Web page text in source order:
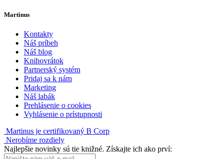
Martinus
Kontakty
Náš príbeh
Náš blog
Knihovrátok
Partnerský systém
Pridaj sa k nám
Marketing
Náš labák
Prehlásenie o cookies
Vyhlásenie o prístupnosti
Martinus je certifikovaný B Corp
Nerobíme rozdiely
Najlepšie novinky sú tie knižné. Získajte ich ako prví: